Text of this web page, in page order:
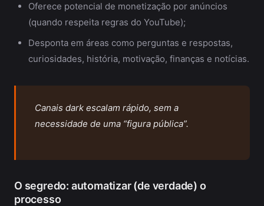
Oferece potencial de monetização por anúncios
(quando respeita regras do YouTube);
Desponta em áreas como perguntas e respostas,
curiosidades, história, motivação, finanças e notícias.
Canais dark escalam rápido, sem a
necessidade de uma “figura pública”.
O segredo: automatizar (de verdade) o
processo